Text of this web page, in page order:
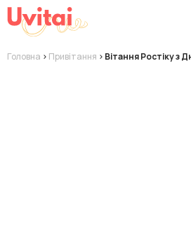
Головна > Привітання > Вітання Ростіку з